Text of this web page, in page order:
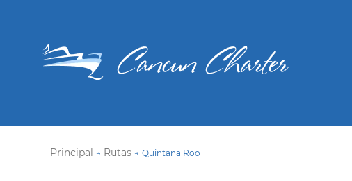
Principal → Rutas → Quintana Roo